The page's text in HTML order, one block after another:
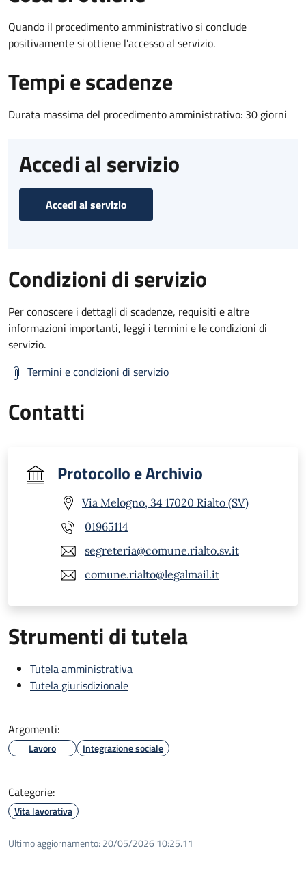
Quando il procedimento amministrativo si conclude
positivamente si ottiene l'accesso al servizio.
Tempi e scadenze
Durata massima del procedimento amministrativo: 30 giorni
Accedi al servizio
Accedi al servizio
Condizioni di servizio
Per conoscere i dettagli di scadenze, requisiti e altre
informazioni importanti, leggi i termini e le condizioni di
servizio.
Termini e condizioni di servizio
Contatti
Protocollo e Archivio
Via Melogno, 34 17020 Rialto (SV)
01965114
segreteria@comune.rialto.sv.it
comune.rialto@legalmail.it
Strumenti di tutela
Tutela amministrativa
Tutela giurisdizionale
Argomenti:
Lavoro Integrazione sociale
Categorie:
Vita lavorativa
Ultimo aggiornamento: 20/05/2026 10:25.11